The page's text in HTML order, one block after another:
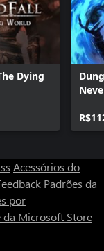
Dying
Acessórios do
Padrões da
por
da Microsoft Store